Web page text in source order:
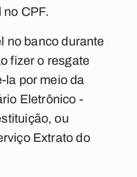
no CPF.
no banco durante
fizer o resgate
la por meio da
Eletrônico -
ou
Extrato do